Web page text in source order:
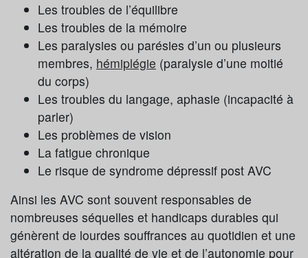
Les troubles de l’équilibre
Les troubles de la mémoire
Les paralysies ou parésies d’un ou plusieurs
membres, hémiplégie (paralysie d’une moitié
du corps)
Les troubles du langage, aphasie (incapacité à
parler)
Les problèmes de vision
La fatigue chronique
Le risque de syndrome dépressif post AVC
Ainsi les AVC sont souvent responsables de
nombreuses séquelles et handicaps durables qui
génèrent de lourdes souffrances au quotidien et une
altération de la qualité de vie et de l’autonomie pour